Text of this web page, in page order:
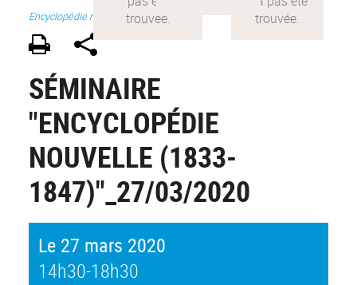
Encyclopédie nouvelle (1833-1847)
SÉMINAIRE
"ENCYCLOPÉDIE
NOUVELLE (1833-
1847)"_27/03/2020
Le 27 mars 2020
14h30-18h30